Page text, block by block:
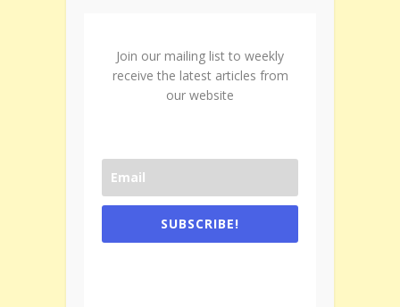
Join our mailing list to weekly
receive the latest articles from
our website
SUBSCRIBE!